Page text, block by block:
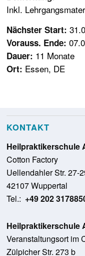
Inkl.
Nächster Start:
Vorauss. Ende:
Dauer: 11 Monate
Ort: Essen, DE
KONTAKT
Heilpraktikerschule
Cotton Factory
Uellendahler Str. 27-
42107 Wuppertal
Tel.: +49 202
Heilpraktikerschule
Veranstaltungsort im
Zülpicher Str. 273 b